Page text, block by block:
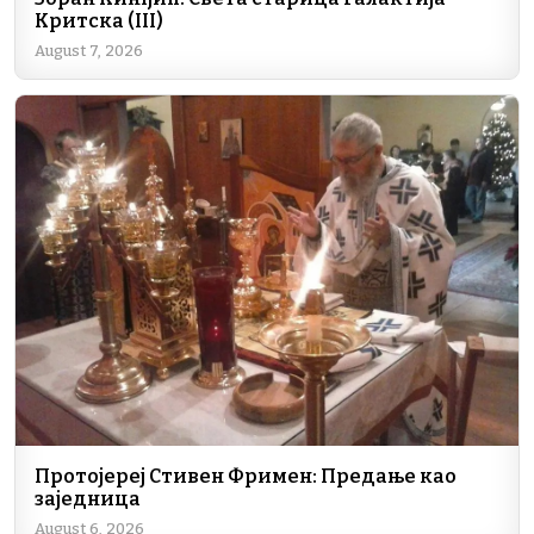
Критска (III)
August 7, 2026
Протојереј Стивен Фримен: Предање као
заједница
August 6, 2026